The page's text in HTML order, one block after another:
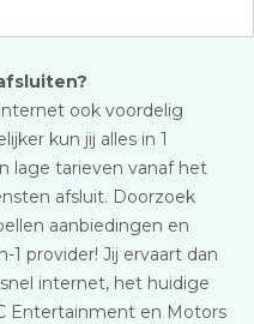
ook voordelig
kun jij alles in 1
lage tarieven vanaf het
afsluit. Doorzoek
aanbiedingen en
1 provider! Jij ervaart dan
internet, het huidige
Entertainment en Motors